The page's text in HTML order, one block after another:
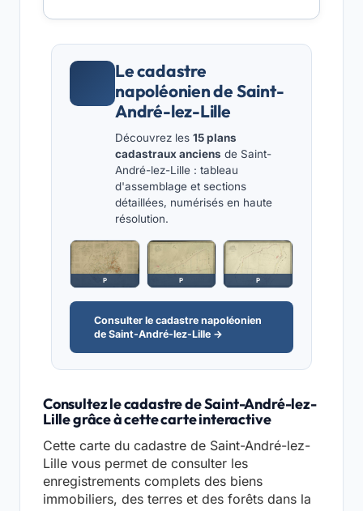
Le cadastre
napoléonien de Saint-
André-lez-Lille
Découvrez les 15 plans
cadastraux anciens de Saint-
André-lez-Lille : tableau
d'assemblage et sections
détaillées, numérisés en haute
résolution.
P P P
Consulter le cadastre napoléonien
de Saint-André-lez-Lille →
Consultez le cadastre de Saint-André-lez-
Lille grâce à cette carte interactive
Cette carte du cadastre de Saint-André-lez-
Lille vous permet de consulter les
enregistrements complets des biens
immobiliers, des terres et des forêts dans la